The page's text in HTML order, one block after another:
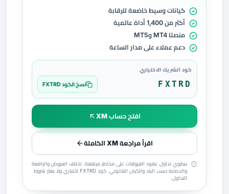
كيانات وسيط خاضعة للرقابة
أكثر من 1,400 أداة عالمية
منصتا MT4 وMT5
دعم عملاء على مدار الساعة
كود الشريك الاختياري
FXTRD نسخ الكود FXTRD
افتح حساب XM
اقرأ مراجعة XM الكاملة
ينطوي تداول عقود الفروقات على مخاطر مرتفعة. تختلف العروض والرافعة
والحماية حسب البلد والكيان القانوني. كود FXTRD اختياري ولا يغيّر شروط
التداول.